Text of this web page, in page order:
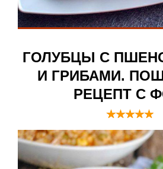
ГОЛУБЦЫ С
И ГРИБАМИ.
РЕЦЕПТ С